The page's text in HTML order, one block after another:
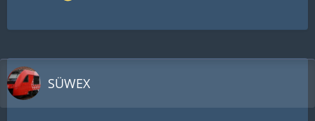
SÜWEX